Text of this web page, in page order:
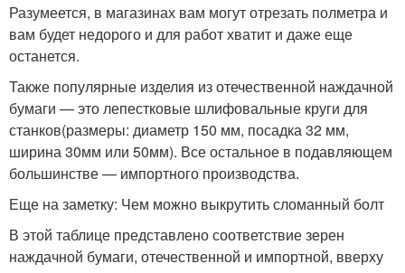
Разумеется, в магазинах вам могут отрезать полметра и
вам будет недорого и для работ хватит и даже еще
останется.
Также популярные изделия из отечественной наждачной
бумаги — это лепестковые шлифовальные круги для
станков(размеры: диаметр 150 мм, посадка 32 мм,
ширина 30мм или 50мм). Все остальное в подавляющем
большинстве — импортного производства.
Еще на заметку: Чем можно выкрутить сломанный болт
В этой таблице представлено соответствие зерен
наждачной бумаги, отечественной и импортной, вверху